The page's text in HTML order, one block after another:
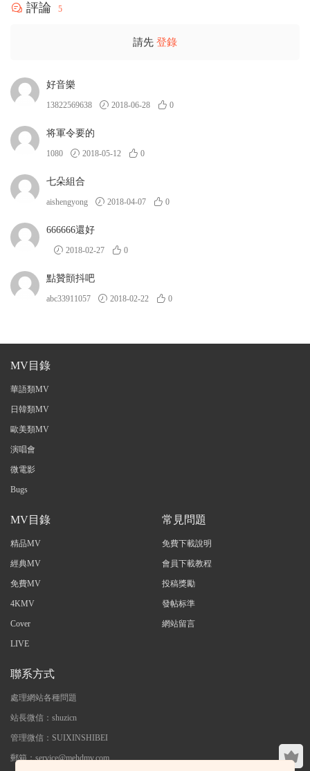
評論 5
請先 登錄
好音樂
13822569638 2018-06-28 0
将軍令要的
1080 2018-05-12 0
七朵組合
aishengyong 2018-04-07 0
666666還好
2018-02-27 0
點贊顫抖吧
abc33911057 2018-02-22 0
MV目錄
華語類MV
日韓類MV
歐美類MV
演唱會
微電影
Bugs
MV目錄
精品MV
經典MV
免費MV
4KMV
Cover
LIVE
常見問題
免費下載說明
會員下載教程
投稿獎勵
發帖标準
網站留言
聯系方式
處理網站各種問題
站長微信：shuzicn
管理微信：SUIXINSHIBEI
郵箱：service@mehdmv.com